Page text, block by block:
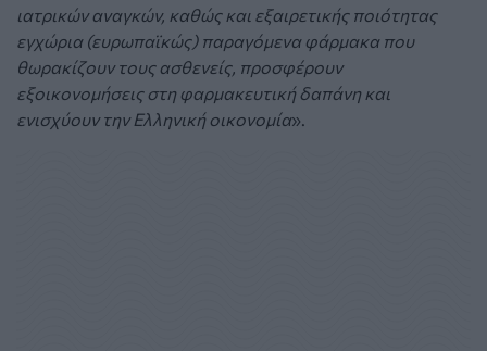
ιατρικών αναγκών, καθώς και εξαιρετικής ποιότητας
εγχώρια (ευρωπαϊκώς) παραγόμενα φάρμακα που
θωρακίζουν τους ασθενείς, προσφέρουν
εξοικονομήσεις στη φαρμακευτική δαπάνη και
ενισχύουν την Ελληνική οικονομία».